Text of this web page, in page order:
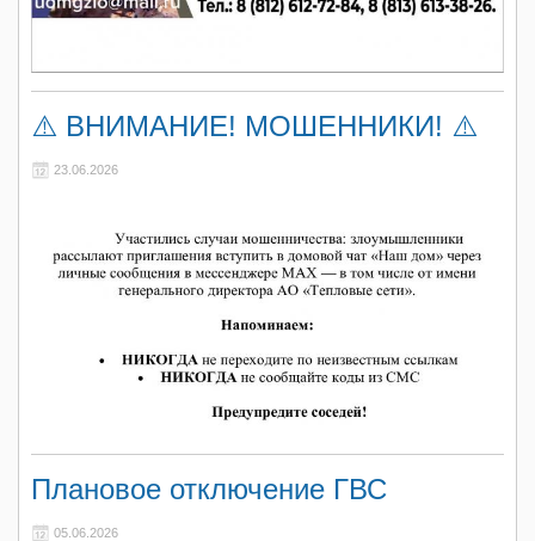
⚠️ ВНИМАНИЕ! МОШЕННИКИ! ⚠️
23.06.2026
Плановое отключение ГВС
05.06.2026